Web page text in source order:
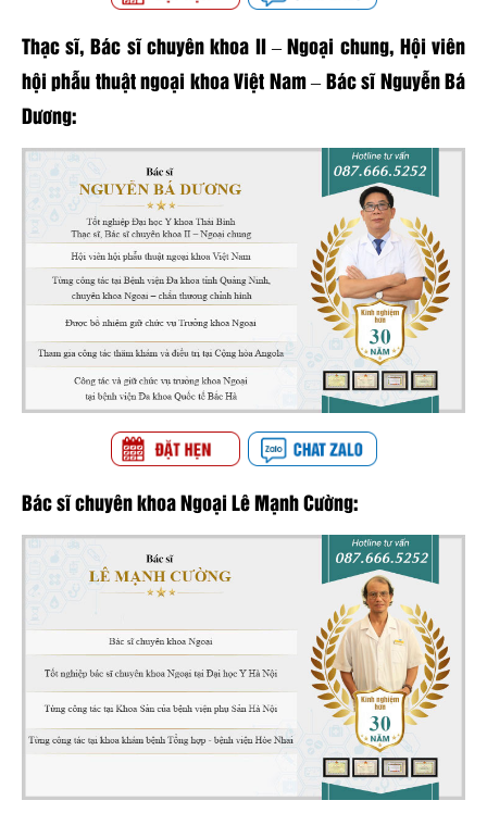
Thạc sĩ, Bác sĩ chuyên khoa II – Ngoại chung, Hội viên
hội phẫu thuật ngoại khoa Việt Nam – Bác sĩ Nguyễn Bá
Dương:
Bác sĩ chuyên khoa Ngoại Lê Mạnh Cường: